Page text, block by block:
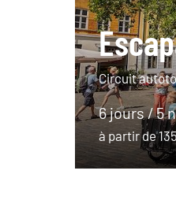
Circuit
6 jours / 5
à partir de